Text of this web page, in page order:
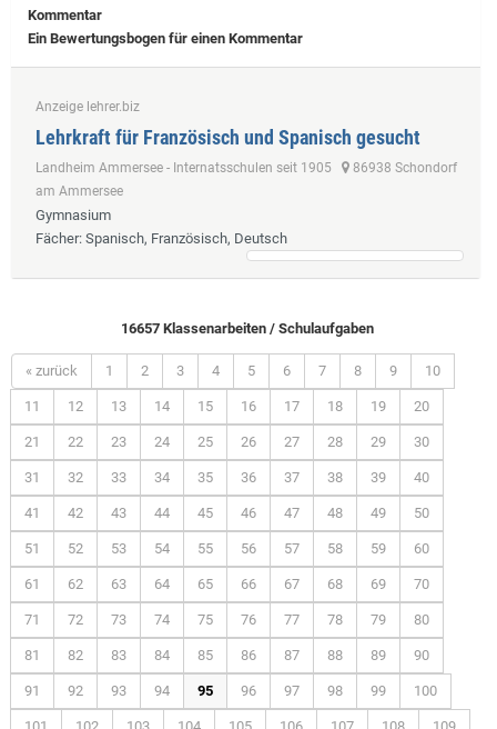
Kommentar
Ein Bewertungsbogen für einen Kommentar
Anzeige lehrer.biz
Lehrkraft für Französisch und Spanisch gesucht
Landheim Ammersee - Internatsschulen seit 1905
86938 Schondorf
am Ammersee
Gymnasium
Fächer: Spanisch, Französisch, Deutsch
16657 Klassenarbeiten / Schulaufgaben
« zurück 1 2 3 4 5 6 7 8 9 10
11 12 13 14 15 16 17 18 19 20
21 22 23 24 25 26 27 28 29 30
31 32 33 34 35 36 37 38 39 40
41 42 43 44 45 46 47 48 49 50
51 52 53 54 55 56 57 58 59 60
61 62 63 64 65 66 67 68 69 70
71 72 73 74 75 76 77 78 79 80
81 82 83 84 85 86 87 88 89 90
91 92 93 94 95 96 97 98 99 100